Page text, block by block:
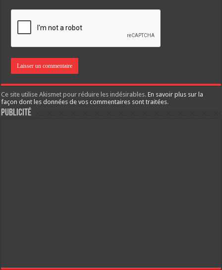
Ce site utilise Akismet pour réduire les indésirables.En savoir plus sur la
façon dont les données de vos commentaires sont traitées.
Publicité